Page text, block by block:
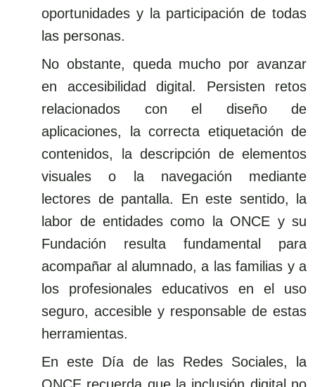
oportunidades y la participación de todas
las personas.
No obstante, queda mucho por avanzar
en accesibilidad digital. Persisten retos
relacionados con el diseño de
aplicaciones, la correcta etiquetación de
contenidos, la descripción de elementos
visuales o la navegación mediante
lectores de pantalla. En este sentido, la
labor de entidades como la ONCE y su
Fundación resulta fundamental para
acompañar al alumnado, a las familias y a
los profesionales educativos en el uso
seguro, accesible y responsable de estas
herramientas.
En este Día de las Redes Sociales, la
ONCE recuerda que la inclusión digital no